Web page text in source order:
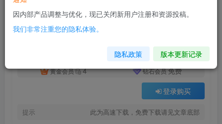
韵律源点v1.9.0
此内容为付费资源，请付费后查看
8积分
黄金会员 4 钻石会员免费
登录购买
提示 此为高速下载，免费下载请见文章底部
因内部产品调整与优化，现已关闭新用户注册和资源投稿。
我们非常注重您的隐私体验。
隐私政策 版本更新记录